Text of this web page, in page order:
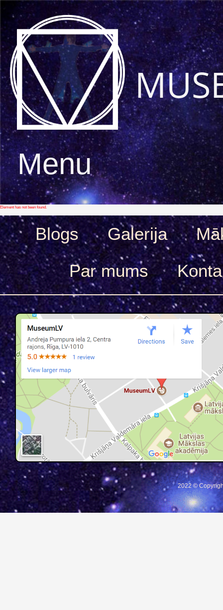
Menu
Element has not been found.
Blogs Galerija
Par mums
2022 ©